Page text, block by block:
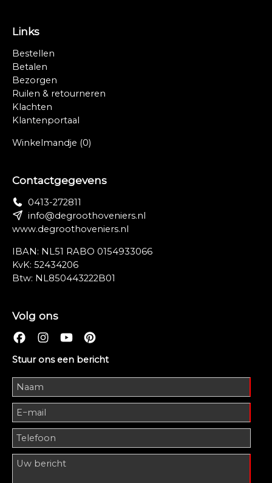
Links
Bestellen
Betalen
Bezorgen
Ruilen & retourneren
Klachten
Klantenportaal
Winkelmandje (0)
Contactgegevens
0413-272811
info@degroothoveniers.nl
www.degroothoveniers.nl
IBAN: NL51 RABO 0154933066
KvK: 52434206
Btw: NL850443222B01
Volg ons
Stuur ons een bericht